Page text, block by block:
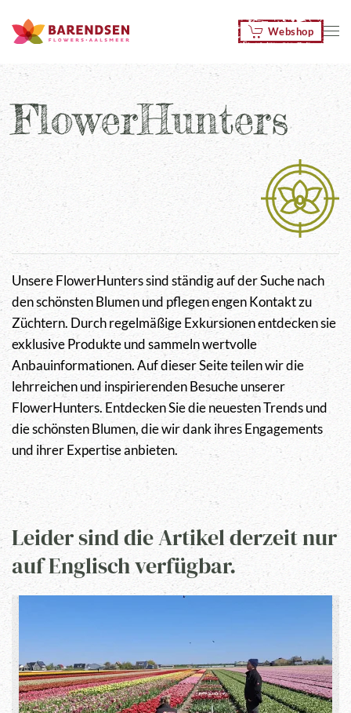
Zum Hauptinhalt springen Webshop
FlowerHunters
Unsere FlowerHunters sind ständig auf der Suche nach
den schönsten Blumen und pflegen engen Kontakt zu
Züchtern. Durch regelmäßige Exkursionen entdecken sie
exklusive Produkte und sammeln wertvolle
Anbauinformationen. Auf dieser Seite teilen wir die
lehrreichen und inspirierenden Besuche unserer
FlowerHunters. Entdecken Sie die neuesten Trends und
die schönsten Blumen, die wir dank ihres Engagements
und ihrer Expertise anbieten.
Leider sind die Artikel derzeit nur
auf Englisch verfügbar.